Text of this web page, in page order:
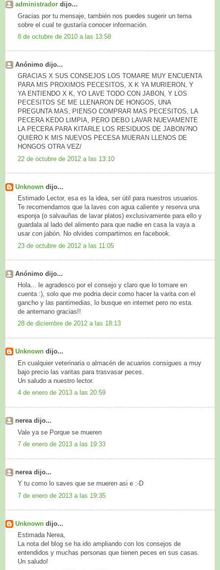
administrador dijo...
Gracias por tu mensaje, también nos puedes sugerir un tema
sobre el cual te gustaría conocer información.
8 de octubre de 2010 a las 13:58
Anónimo dijo...
GRACIAS X SUS CONSEJOS LOS TOMARE MUY ENCUENTA
PARA MIS PROXIMOS PECESITOS, X K YA MURIERON, Y
YA ENTIENDO X K, YO LAVE TODO CON JABON, Y LOS
PECESITOS SE ME LLENARON DE HONGOS, UNA
PREGUNTA MAS, PIENSO COMPRAR MAS PECESITOS, LA
PECERA KEDO LIMPIA, PERO DEBO LAVAR NUEVAMENTE
LA PECERA PARA KITARLE LOS RESIDUOS DE JABON?NO
QUIERO K MIS NUEVOS PECESA MUERAN LLENOS DE
HONGOS OTRA VEZ/
22 de octubre de 2012 a las 13:10
Unknown dijo...
Estimado Lector, esa es la idea, ser útil para nuestros usuarios.
Te recomendamos que la laves con agua caliente y reserva una
esponja (o salvauñas de lavar platos) exclusivamente para ello y
guardala al lado del alimento para que nadie en casa la vaya a
usar con jabón. No olvides compartirnos en facebook.
23 de octubre de 2012 a las 11:05
Anónimo dijo...
Hola... le agradesco por el consejo y claro que lo tomare en
cuenta :), solo que me podria decir como hacer la varita con el
gancho y las pantimedias, lo busque en internet pero no esta.
de antemano gracias!!
28 de diciembre de 2012 a las 18:13
Unknown dijo...
En cualquier veterinaria o almacén de acuarios consigues a muy
bajo precio las varitas para trasvasar peces.
Un saludo a nuestro lector.
4 de enero de 2013 a las 20:59
nerea dijo...
Vale ya se Porque se mueren
7 de enero de 2013 a las 19:33
nerea dijo...
Y tu como lo saves que se mueren asi e :-D
7 de enero de 2013 a las 19:35
Unknown dijo...
Estimada Nerea,
La nota del blog se ha ido ampliando con los consejos de
entendidos y muchas personas que tienen peces en sus casas.
Un saludo!